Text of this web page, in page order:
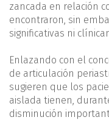
zancada en relación
encontraron, sin
significativas ni
Enlazando con el
de articulación
sugieren que los
aislada tienen,
disminución